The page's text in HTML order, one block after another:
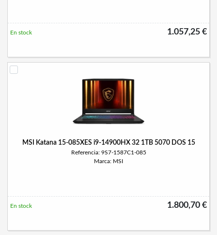
1.057,25 €
En stock
MSI Katana 15-085XES i9-14900HX 32 1TB 5070 DOS 15
Referencia: 9S7-1587C1-085
Marca: MSI
1.800,70 €
En stock